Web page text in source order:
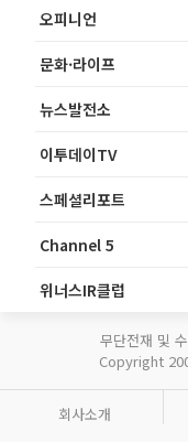
오피니언
문화·라이프
뉴스발전소
이투데이TV
스페셜리포트
Channel 5
위너스IR클럽
무단전재 및
Copyright
회사소개